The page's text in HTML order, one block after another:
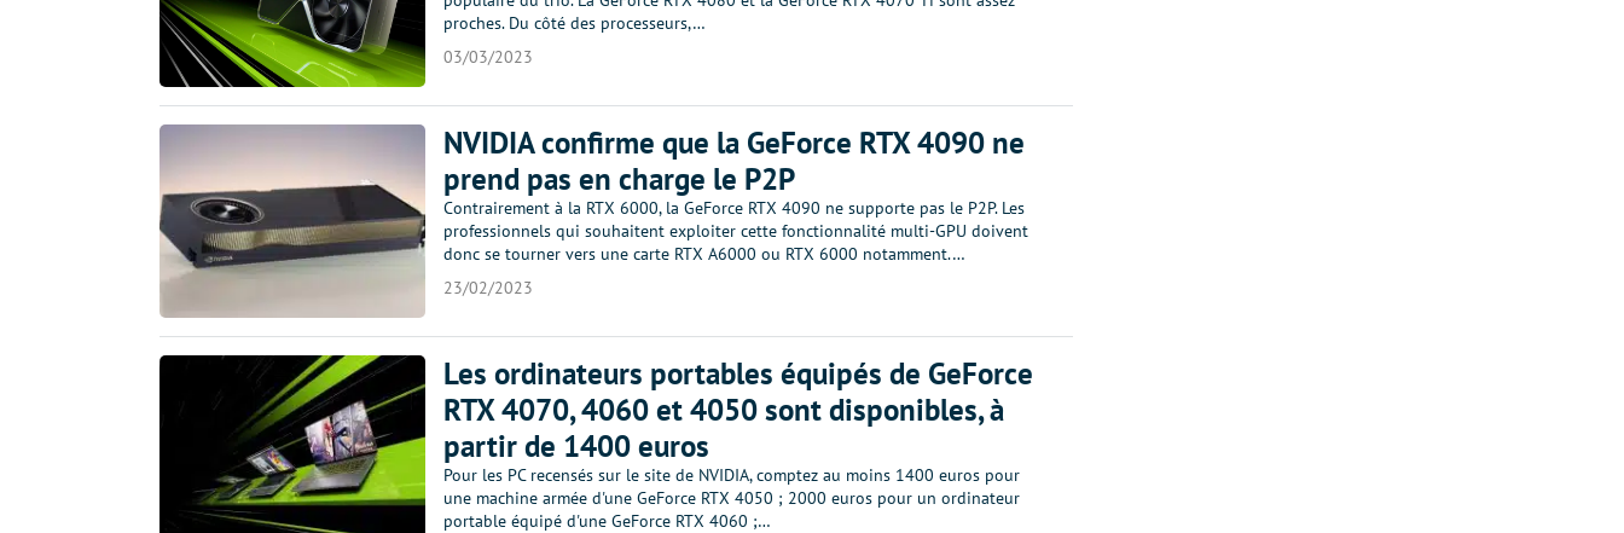
proches. Du côté des processeurs,…
03/03/2023
NVIDIA confirme que la GeForce RTX 4090 ne
prend pas en charge le P2P
Contrairement à la RTX 6000, la GeForce RTX 4090 ne supporte pas le P2P. Les
professionnels qui souhaitent exploiter cette fonctionnalité multi-GPU doivent
donc se tourner vers une carte RTX A6000 ou RTX 6000 notamment.…
23/02/2023
Les ordinateurs portables équipés de GeForce
RTX 4070, 4060 et 4050 sont disponibles, à
partir de 1400 euros
Pour les PC recensés sur le site de NVIDIA, comptez au moins 1400 euros pour
une machine armée d'une GeForce RTX 4050 ; 2000 euros pour un ordinateur
portable équipé d'une GeForce RTX 4060 ;…